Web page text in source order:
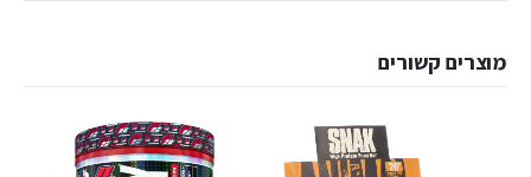
מוצרים קשורים